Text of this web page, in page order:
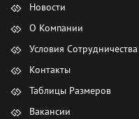
Новости
О Компании
Условия Сотрудничества
Контакты
Таблицы Размеров
Вакансии